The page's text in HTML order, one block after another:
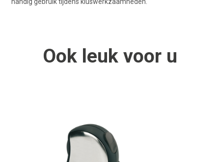
handig gebruik tijdens kluswerkzaamheden.
Ook leuk voor u